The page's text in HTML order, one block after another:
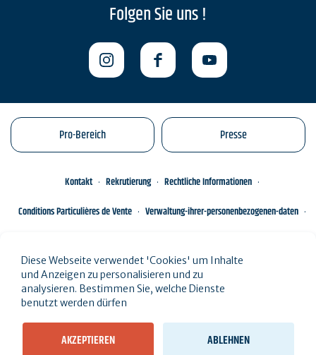
Folgen Sie uns !
Pro-Bereich Presse
Kontakt Rekrutierung
Rechtliche Informationen
Conditions Particulières de Vente
Verwaltung-ihrer-personenbezogenen-daten
Diese Webseite verwendet 'Cookies' um Inhalte
und Anzeigen zu personalisieren und zu
analysieren. Bestimmen Sie, welche Dienste
benutzt werden dürfen
AKZEPTIEREN ABLEHNEN